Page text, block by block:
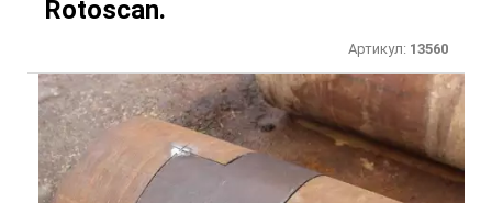
Rotoscan.
Артикул: 13560